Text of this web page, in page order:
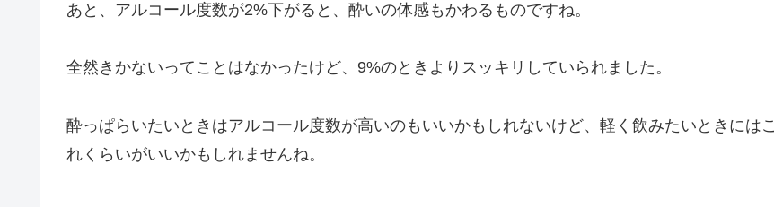
あと、アルコール度数が2%下がると、酔いの体感もかわるものですね。
全然きかないってことはなかったけど、9%のときよりスッキリしていられました。
酔っぱらいたいときはアルコール度数が高いのもいいかもしれないけど、軽く飲みたいときにはこ
れくらいがいいかもしれませんね。